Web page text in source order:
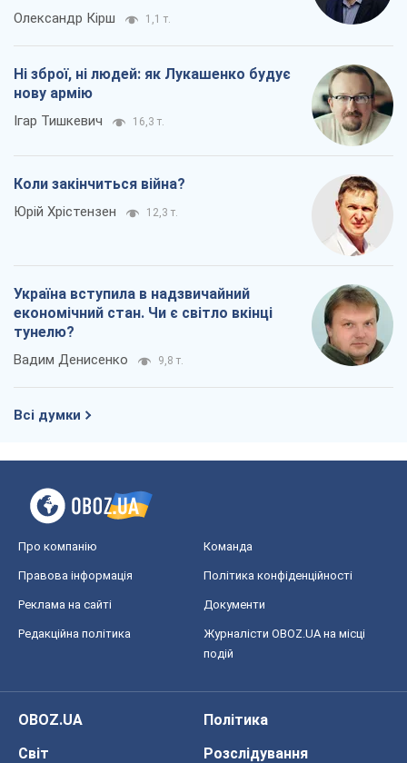
Олександр Кірш 1,1 т.
Ні зброї, ні людей: як Лукашенко будує
нову армію
Ігар Тишкевич 16,3 т.
Коли закінчиться війна?
Юрій Хрістензен 12,3 т.
Україна вступила в надзвичайний
економічний стан. Чи є світло вкінці
тунелю?
Вадим Денисенко 9,8 т.
Всі думки
Про компанію Команда
Правова інформація Політика конфіденційності
Реклама на сайті Документи
Редакційна політика
Журналісти OBOZ.UA на місці
подій
OBOZ.UA
Політика
Світ
Розслідування